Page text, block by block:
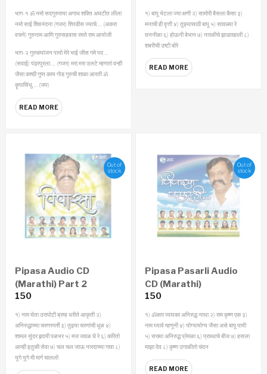
भाग-१ ॐ नमो सदगुरुरायाअगाध शक्ति अघटीत लीला
नमो साई शिवनंदना (गजर) शिरडीस ज्याचे…. (अकरा
वचने) गुरुनाम आणि गुरुसहवासरमते राम आयोजी
भाग-२ गुरुकपांजन पायो मेरे भाईजीस गमे पद …
(सवाई) पंढरपुरला…. (गजर) मरा मरा उलटे म्हणतांवन्ही
जैसा काष्ठी गुप्तकाय गोड गुरुची शाळाआरतीॐ
कॄपासिंधु…. (जप)
READ MORE
१) बापू भेटला ज्या क्षणी २) सामोरी बैसला कैसा ३)
मनाची ही वृत्ती ४) तुझ्यासाठी बापू ५) सावळ्या रे
घननीळा ६) होऊनी बेभान ७) नारळीचे झाडाखाली ८)
शबरीची उष्टी बोरे
READ MORE
Out of
stock
Pipasa Audio CD
(Marathi) Part 2
150
१) नाम घेता उरापोटी ब्रम्ह धरीते आकृती २)
अनिरुद्धाच्या चरणस्पर्शे ३) तुझ्या चरणांची धूळ ४)
शामल सुंदर हृदयी पळभर ५) मज जवळ घे रे ६) करितो
आम्ही इतुकी सेवा ७) चल चल जाऊ नारदाच्या गावा ८)
युगे युगे मी मार्ग चाललो
Out of
stock
Pipasa Pasarli Audio
CD (Marathi)
150
१) ॐकार व्यापका अनिरुद्ध नाथा २) राम कृष्ण एक ३)
नाम घ्यावे म्हणूनी ४) योग्यायोग्य जैसा असे बापू पायी
५) सख्या अनिरुद्ध प्रेमळा ६) प्राब्धाचे बीज ७) हसला
माझा देव ८) कृष्ण उगाळीतो चंदन
READ MORE